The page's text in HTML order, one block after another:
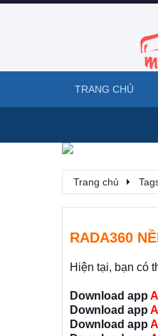
Trang chủ
RADA360
Hiện tại, bạn có
Download app
Download app
Download app
TRANG CHỦ